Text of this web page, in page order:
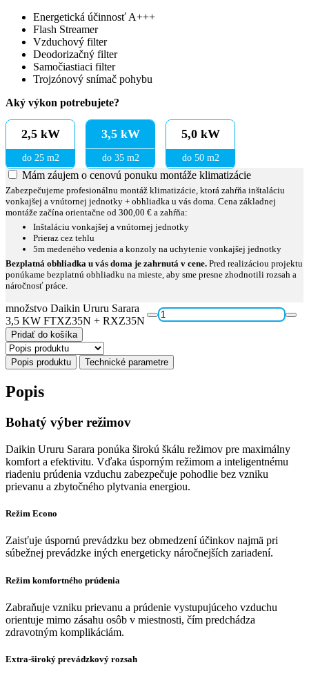
Energetická účinnosť A+++
Flash Streamer
Vzduchový filter
Deodorizačný filter
Samočiastiaci filter
Trojzónový snímač pohybu
Aký výkon potrebujete?
2,5 kW
do 25 m2
3,5 kW
do 35 m2
5,0 kW
do 50 m2
Mám záujem o cenovú ponuku montáže klimatizácie
Zabezpečujeme profesionálnu montáž klimatizácie, ktorá zahŕňa inštaláciu
vonkajšej a vnútornej jednotky + obhliadka u vás doma. Cena základnej
montáže začína orientačne od 300,00 € a zahŕňa:
Inštaláciu vonkajšej a vnútornej jednotky
Prieraz cez tehlu
5m medeného vedenia a konzoly na uchytenie vonkajšej jednotky
Bezplatná obhliadka u vás doma je zahrnutá v cene. Pred realizáciou projektu
ponúkame bezplatnú obhliadku na mieste, aby sme presne zhodnotili rozsah a
náročnosť práce.
množstvo Daikin Ururu Sarara
3,5 KW FTXZ35N + RXZ35N
Pridať do košíka
Popis produktu Technické parametre
Popis
Bohatý výber režimov
Daikin Ururu Sarara ponúka širokú škálu režimov pre maximálny
komfort a efektivitu. Vďaka úsporným režimom a inteligentnému
riadeniu prúdenia vzduchu zabezpečuje pohodlie bez vzniku
prievanu a zbytočného plytvania energiou.
Režim Econo
Zaisťuje úspornú prevádzku bez obmedzení účinkov najmä pri
súbežnej prevádzke iných energeticky náročnejších zariadení.
Režim komfortného prúdenia
Zabraňuje vzniku prievanu a prúdenie vystupujúceho vzduchu
orientuje mimo zásahu osôb v miestnosti, čím predchádza
zdravotným komplikáciám.
Extra-široký prevádzkový rozsah